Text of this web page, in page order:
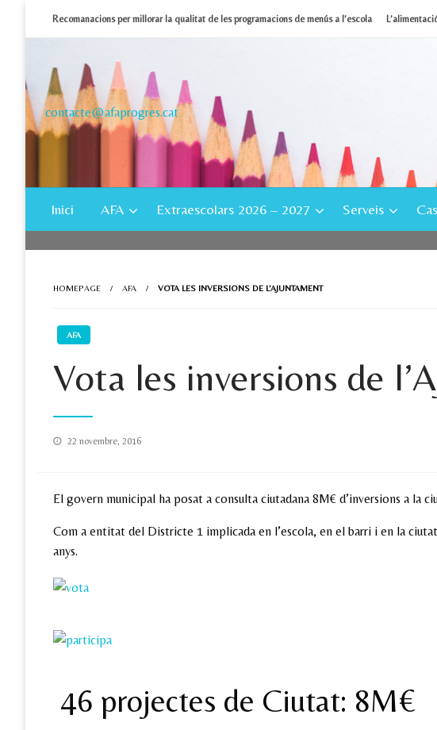
Recomanacions per millorar la qualitat de les programacions de menús a l’escola
contacte@afaprogres.cat
Inici AFA Extraescolars 2026 – 2027 Serveis
HOMEPAGE AFA VOTA LES INVERSIONS DE L’AJUNTAMENT
AFA
Vota les inversions de
Posted
22 novembre, 2016
El govern municipal ha posat a consulta ciutadana 8M€ d’inversions a la
Com a entitat del Districte 1 implicada en l’escola, en el barri i en la
anys.
46 projectes de Ciutat: 8M€